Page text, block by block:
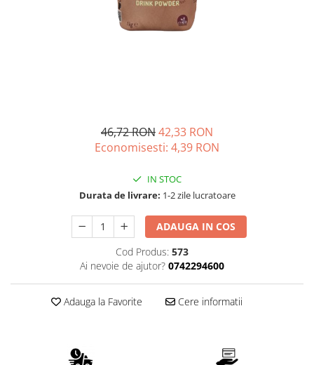
Stabilizatoare tensiune
Piese schimb espressoare
46,72 RON42,33 RON
Economisesti: 4,39 RON
IN STOC
Durata de livrare: 1-2 zile lucratoare
ADAUGA IN COS
Cod Produs: 573
Ai nevoie de ajutor? 0742294600
Adauga la Favorite Cere informatii